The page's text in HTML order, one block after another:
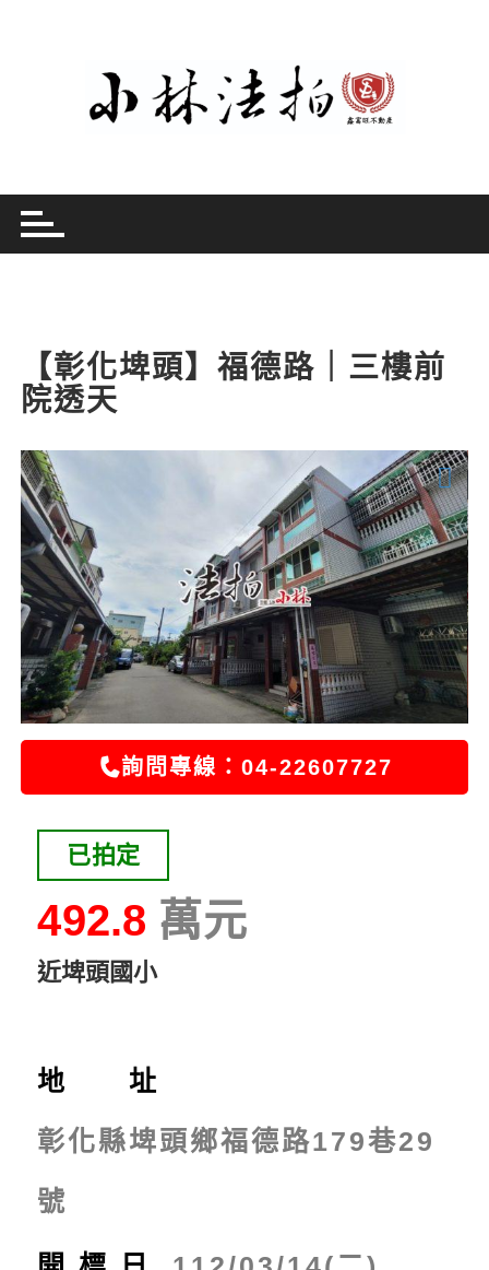
【彰化埤頭】福德路｜三樓前
院透天
詢問專線：04-22607727
已拍定
492.8
近埤頭國小
地 址
彰化縣埤頭鄉福德路179巷29
號